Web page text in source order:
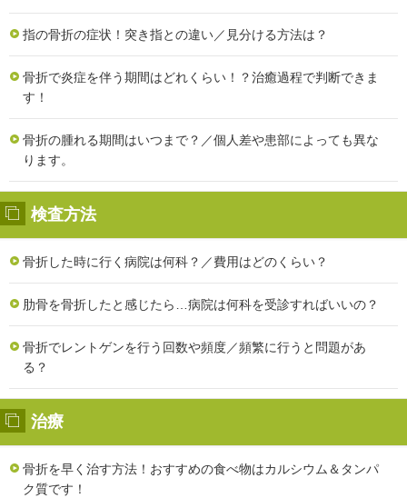
指の骨折の症状！突き指との違い／見分ける方法は？
骨折で炎症を伴う期間はどれくらい！？治癒過程で判断できま
す！
骨折の腫れる期間はいつまで？／個人差や患部によっても異な
ります。
検査方法
骨折した時に行く病院は何科？／費用はどのくらい？
肋骨を骨折したと感じたら…病院は何科を受診すればいいの？
骨折でレントゲンを行う回数や頻度／頻繁に行うと問題があ
る？
治療
骨折を早く治す方法！おすすめの食べ物はカルシウム＆タンパ
ク質です！